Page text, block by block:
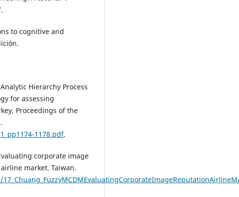
to cognitive and
Hierarchy Process
for assessing
Proceedings of the
1178.pdf.
corporate image
market. Taiwan.